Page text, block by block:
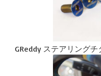
GReddy ステアリング